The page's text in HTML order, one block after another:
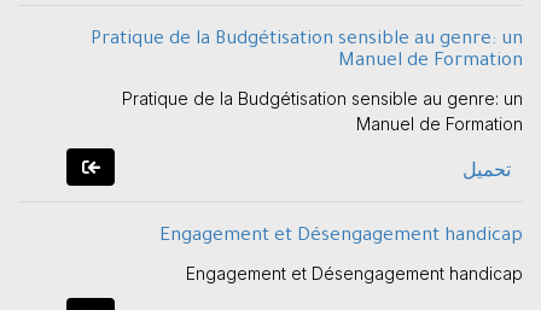
Pratique de la Budgétisation sensible au genre: un
Manuel de Formation
Pratique de la Budgétisation sensible au genre: un
Manuel de Formation
تحميل
Engagement et Désengagement handicap
Engagement et Désengagement handicap